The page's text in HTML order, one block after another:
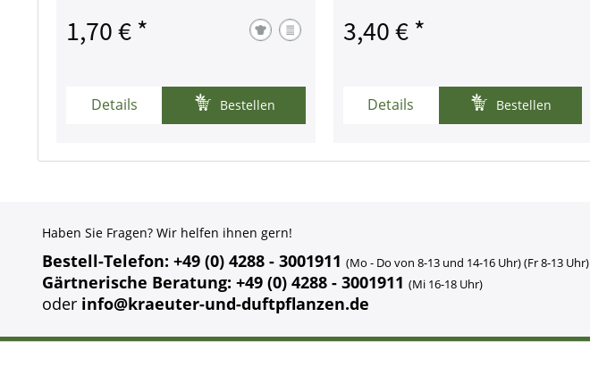
1,70 € *
Details Bestellen
3,40 € *
Details Bestellen
Haben Sie Fragen? Wir helfen ihnen gern!
Bestell-Telefon: +49 (0) 4288 - 3001911 (Mo - Do von 8-13 und 14-16 Uhr) (Fr 8-13 Uhr)
Gärtnerische Beratung: +49 (0) 4288 - 3001911 (Mi 16-18 Uhr)
oder info@kraeuter-und-duftpflanzen.de